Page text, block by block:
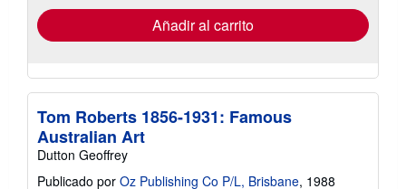
envío
Añadir al carrito
Tom Roberts 1856-1931: Famous
Australian Art
Dutton Geoffrey
Publicado por Oz Publishing Co P/L, Brisbane, 1988